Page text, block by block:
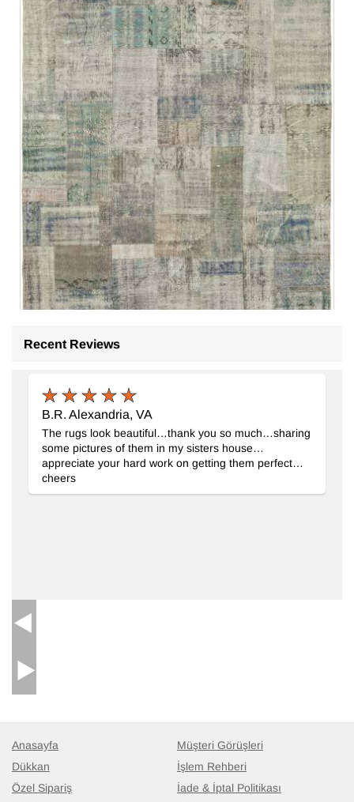
Patchwork El Dokuma Halı
203 cm x 302 cm
27.617 TL
Recent Reviews
B.R. Alexandria, VA
The rugs look beautiful…thank you so much…sharing
some pictures of them in my sisters house…
appreciate your hard work on getting them perfect…
cheers
Anasayfa
Dükkan
Özel Sipariş
Müşteri Görüşleri
İşlem Rehberi
İade & İptal Politikası